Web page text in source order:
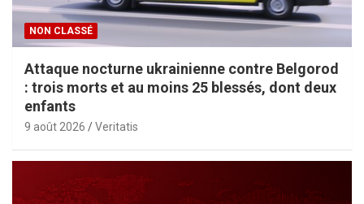
NON CLASSÉ
Attaque nocturne ukrainienne contre Belgorod
: trois morts et au moins 25 blessés, dont deux
enfants
9 août 2026 Veritatis